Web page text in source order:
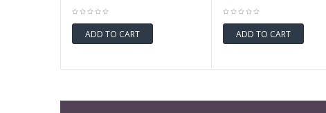
ADD TO CART ADD TO CART